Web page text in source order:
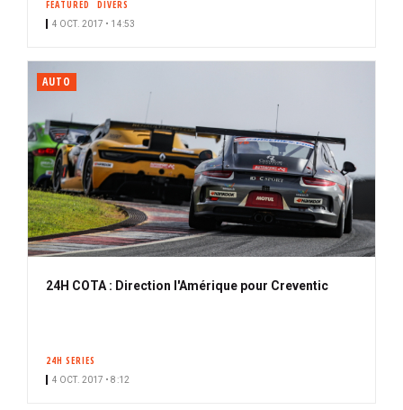
FEATURED DIVERS
4 OCT. 2017 • 14:53
AUTO
24H COTA : Direction l'Amérique pour Creventic
24H SERIES
4 OCT. 2017 • 8:12